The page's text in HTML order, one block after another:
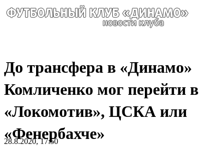
До трансфера в «Динамо»
Комличенко мог перейти в
«Локомотив», ЦСКА или
«Фенербахче»
28.8.2020, 17:50